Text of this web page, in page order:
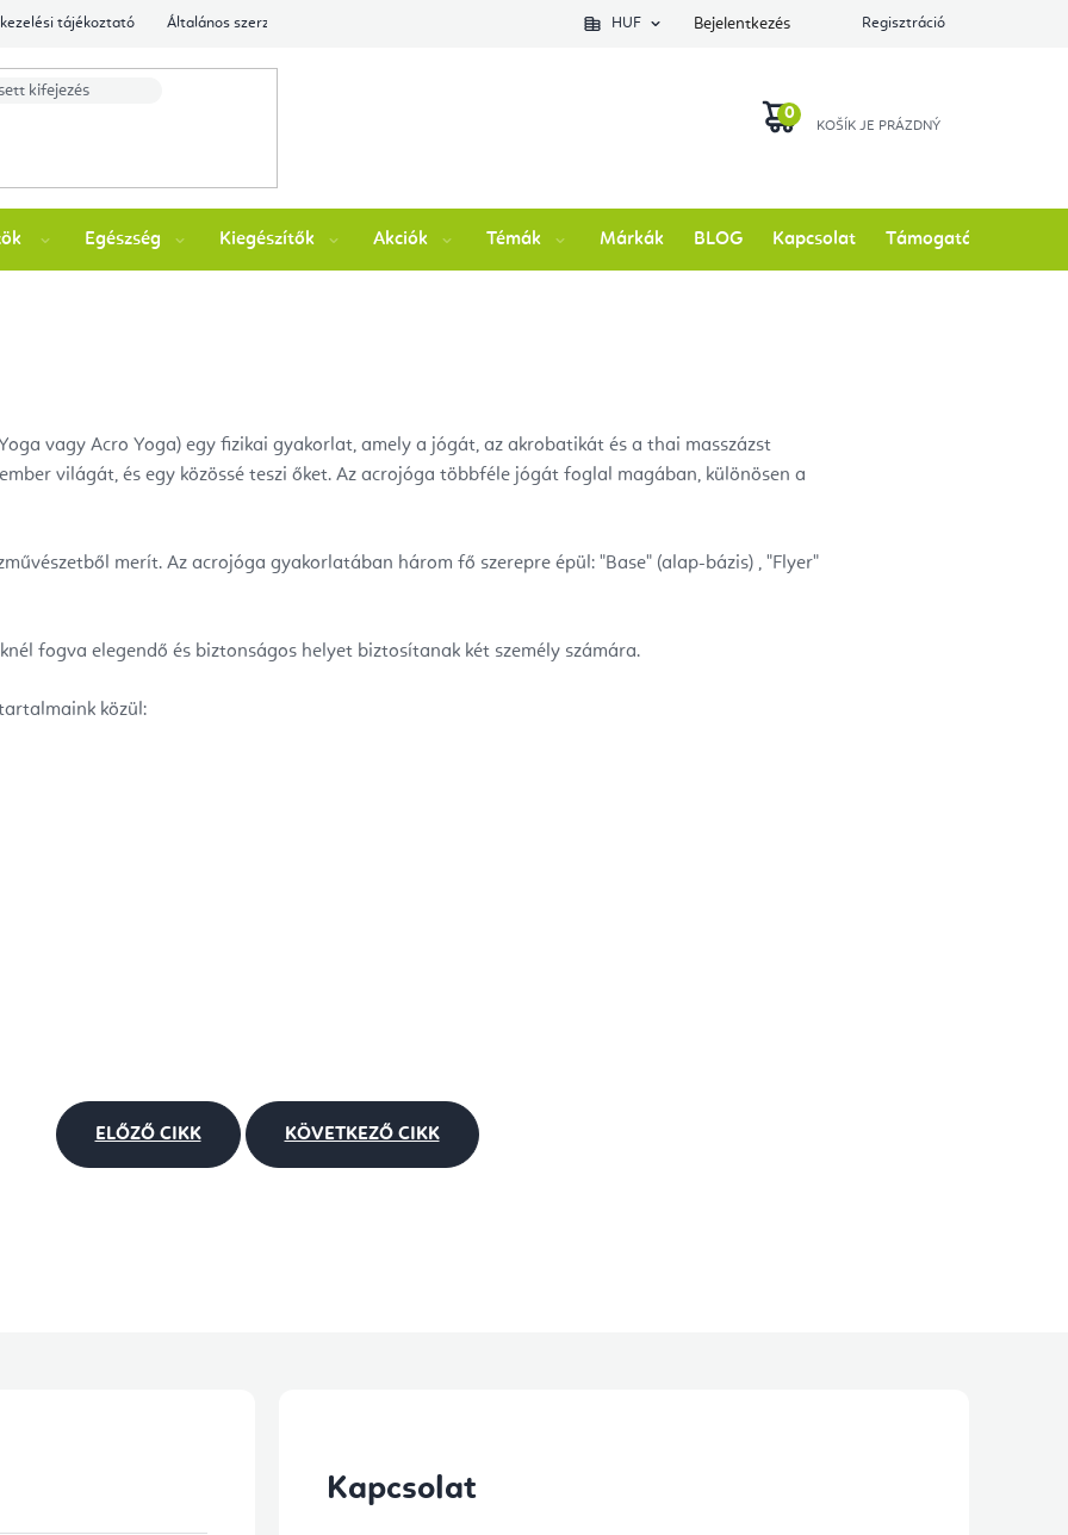
tájékoztató Általános szerződési feltételek Ellenőrizze a rendelés állapotátHUF Bejelentkezés Regisztráció
Egészség Kiegészítők Akciók Témák Márkák BLOG Kapcsolat Támogatás
vagy Acro Yoga) egy fizikai gyakorlat, amely a jógát, az akrobatikát és a thai masszázst
világát, és egy közössé teszi őket. Az acrojóga többféle jógát foglal magában, különösen a
merít. Az acrojóga gyakorlatában három fő szerepre épül: "Base" (alap-bázis) , "Flyer"
fogva elegendő és biztonságos helyet biztosítanak két személy számára.
közül:
ELŐZŐ CIKK KÖVETKEZŐ CIKK
Kapcsolat